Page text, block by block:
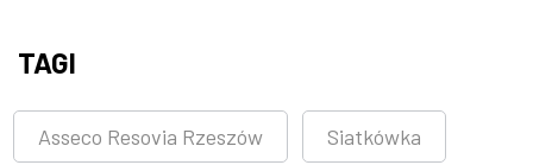
TAGI
Asseco Resovia Rzeszów Siatkówka